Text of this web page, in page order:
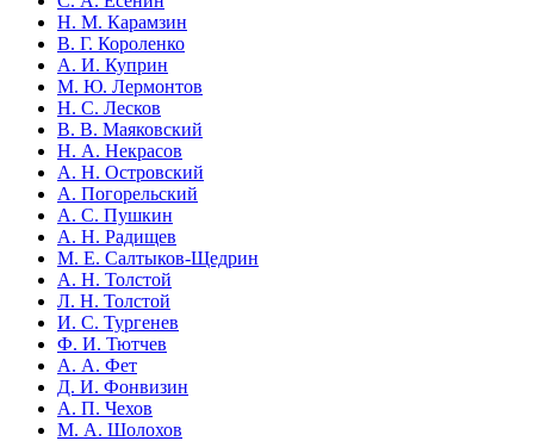
Н. М. Карамзин
В. Г. Короленко
А. И. Куприн
М. Ю. Лермонтов
Н. С. Лесков
В. В. Маяковский
Н. А. Некрасов
А. Н. Островский
А. Погорельский
А. С. Пушкин
А. Н. Радищев
М. Е. Салтыков-Щедрин
А. Н. Толстой
Л. Н. Толстой
И. С. Тургенев
Ф. И. Тютчев
А. А. Фет
Д. И. Фонвизин
А. П. Чехов
М. А. Шолохов